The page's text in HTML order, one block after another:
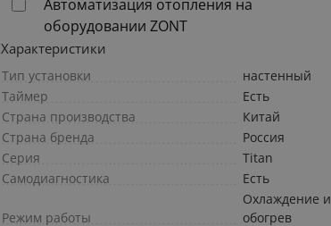
Автоматизация отопления на
оборудовании ZONT
Характеристики
Тип установки
настенный
Таймер
Есть
Страна производства
Китай
Страна бренда
Россия
Серия
Titan
Самодиагностика
Есть
Режим работы
Охлаждение и
обогрев